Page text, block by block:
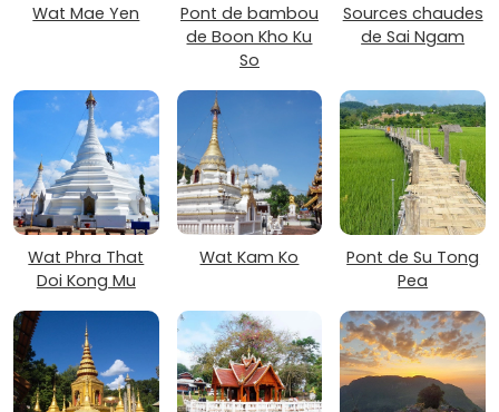
Wat Mae Yen
Pont de bambou
de Boon Kho Ku
So
Sources chaudes
de Sai Ngam
Wat Phra That
Doi Kong Mu
Wat Kam Ko
Pont de Su Tong
Pea